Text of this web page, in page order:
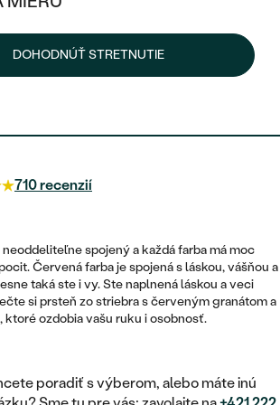
ZLATO
DRAHOKAMY
PRSTEŇA A
POMÁHAJÚ
DIEŤAŤA
ZVEROKRUHU
DOHODNÚŤ STRETNUTIE
do 1 - 3 týždňov. Možnosti doručenia
710 recenzií
spojený a každá farba má moc
Červená farba je spojená s láskou, vášňou a
taká ste i vy. Ste naplnená láskou a veci
si prsteň zo striebra s červeným granátom a
ktoré ozdobia vašu ruku i osobnosť.
poradiť s výberom, alebo máte inú